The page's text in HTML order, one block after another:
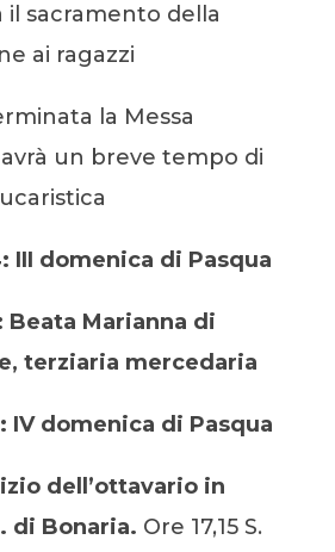
il sacramento della
ai ragazzi
la Messa
un breve tempo di
III domenica di Pasqua
Beata Marianna di
terziaria mercedaria
IV domenica di Pasqua
dell’ottavario in
di Bonaria. Ore 17,15 S.